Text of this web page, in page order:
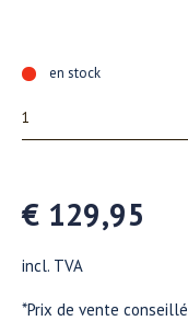
en stock
€ 129,95
incl. TVA
*Prix de vente conseillé